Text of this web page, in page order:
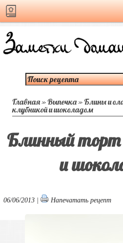
Главная»Выпечка»Блины и
клубникой и шоколадом
Блинный торт
и
06/06/2013 | Напечатать рецепт